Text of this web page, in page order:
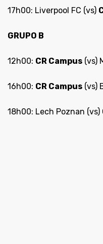
17h00: Liverpool FC (vs)
GRUPO B
12h00: CR Campus (vs)
16h00: CR Campus (vs)
18h00: Lech Poznan (vs)